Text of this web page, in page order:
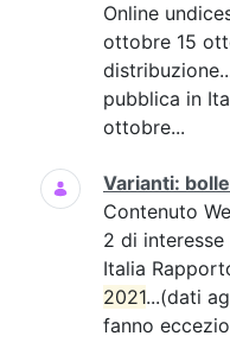
Online
ottobre 15
pubblica in
ottobre...
Varianti:
Contenuto
2 di
Italia
2021...(dati
fanno